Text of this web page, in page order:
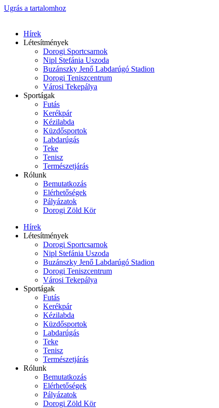
Ugrás a tartalomhoz
Hírek
Létesítmények
Dorogi Sportcsarnok
Nipl Stefánia Uszoda
Buzánszky Jenő Labdarúgó Stadion
Dorogi Teniszcentrum
Városi Tekepálya
Sportágak
Futás
Kerékpár
Kézilabda
Küzdősportok
Labdarúgás
Teke
Tenisz
Természetjárás
Rólunk
Bemutatkozás
Elérhetőségek
Pályázatok
Dorogi Zöld Kör
Hírek
Létesítmények
Dorogi Sportcsarnok
Nipl Stefánia Uszoda
Buzánszky Jenő Labdarúgó Stadion
Dorogi Teniszcentrum
Városi Tekepálya
Sportágak
Futás
Kerékpár
Kézilabda
Küzdősportok
Labdarúgás
Teke
Tenisz
Természetjárás
Rólunk
Bemutatkozás
Elérhetőségek
Pályázatok
Dorogi Zöld Kör